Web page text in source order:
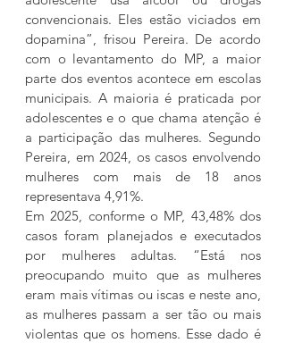
convencionais. Eles estão viciados em
dopamina”, frisou Pereira. De acordo
com o levantamento do MP, a maior
parte dos eventos acontece em escolas
municipais. A maioria é praticada por
adolescentes e o que chama atenção é
a participação das mulheres. Segundo
Pereira, em 2024, os casos envolvendo
mulheres com mais de 18 anos
representava 4,91%.
Em 2025, conforme o MP, 43,48% dos
casos foram planejados e executados
por mulheres adultas. “Está nos
preocupando muito que as mulheres
eram mais vítimas ou iscas e neste ano,
as mulheres passam a ser tão ou mais
violentas que os homens. Esse dado é